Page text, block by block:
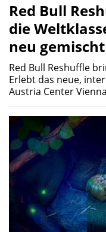
Red Bull
die
neu gemischt
Red Bull Reshuffle
Erlebt das neue,
Austria Center